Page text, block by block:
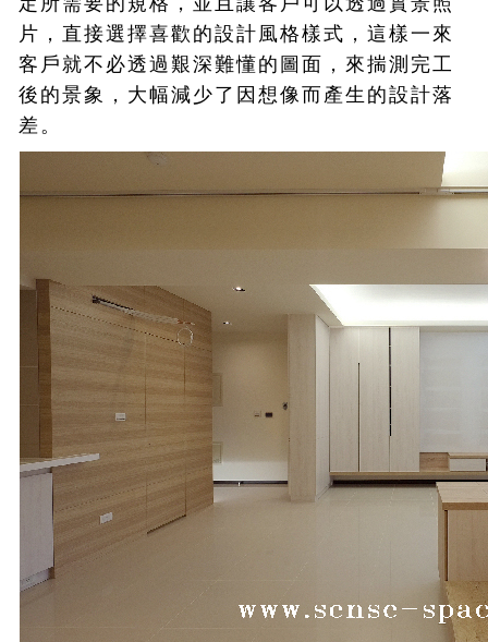
片，直接選擇喜歡的設計風格樣式，這樣一來
客戶就不必透過艱深難懂的圖面，來揣測完工
後的景象，大幅減少了因想像而產生的設計落
差。